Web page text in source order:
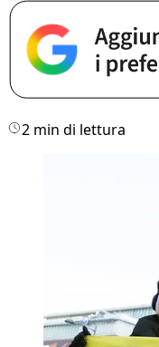
2 min di lettura